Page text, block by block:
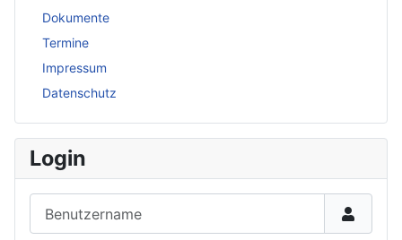
Dokumente
Termine
Impressum
Datenschutz
Login